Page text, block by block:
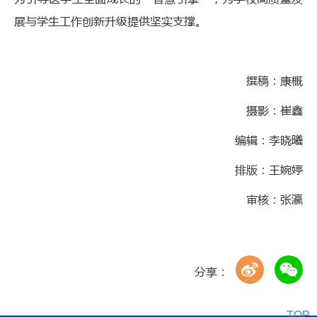
展与学生工作创新升级提供坚实支撑。
撰稿：康概
摄影：崔鑫
编辑：李晓曦
排版：王婉婷
审核：张瀛
分享：